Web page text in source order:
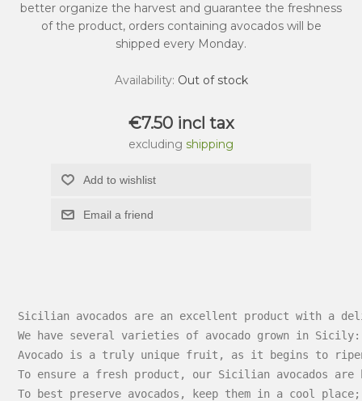
better organize the harvest and guarantee the freshness
of the product, orders containing avocados will be
shipped every Monday.
Availability: Out of stock
€7.50 incl tax
excluding shipping
Add to wishlist
Email a friend
Sicilian avocados are an excellent product with a
We have several varieties of avocado grown in
Avocado is a truly unique fruit, as it begins to
To ensure a fresh product, our Sicilian avocados
To best preserve avocados, keep them in a cool